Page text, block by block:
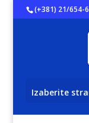
(+381) 21/654-
Izaberite